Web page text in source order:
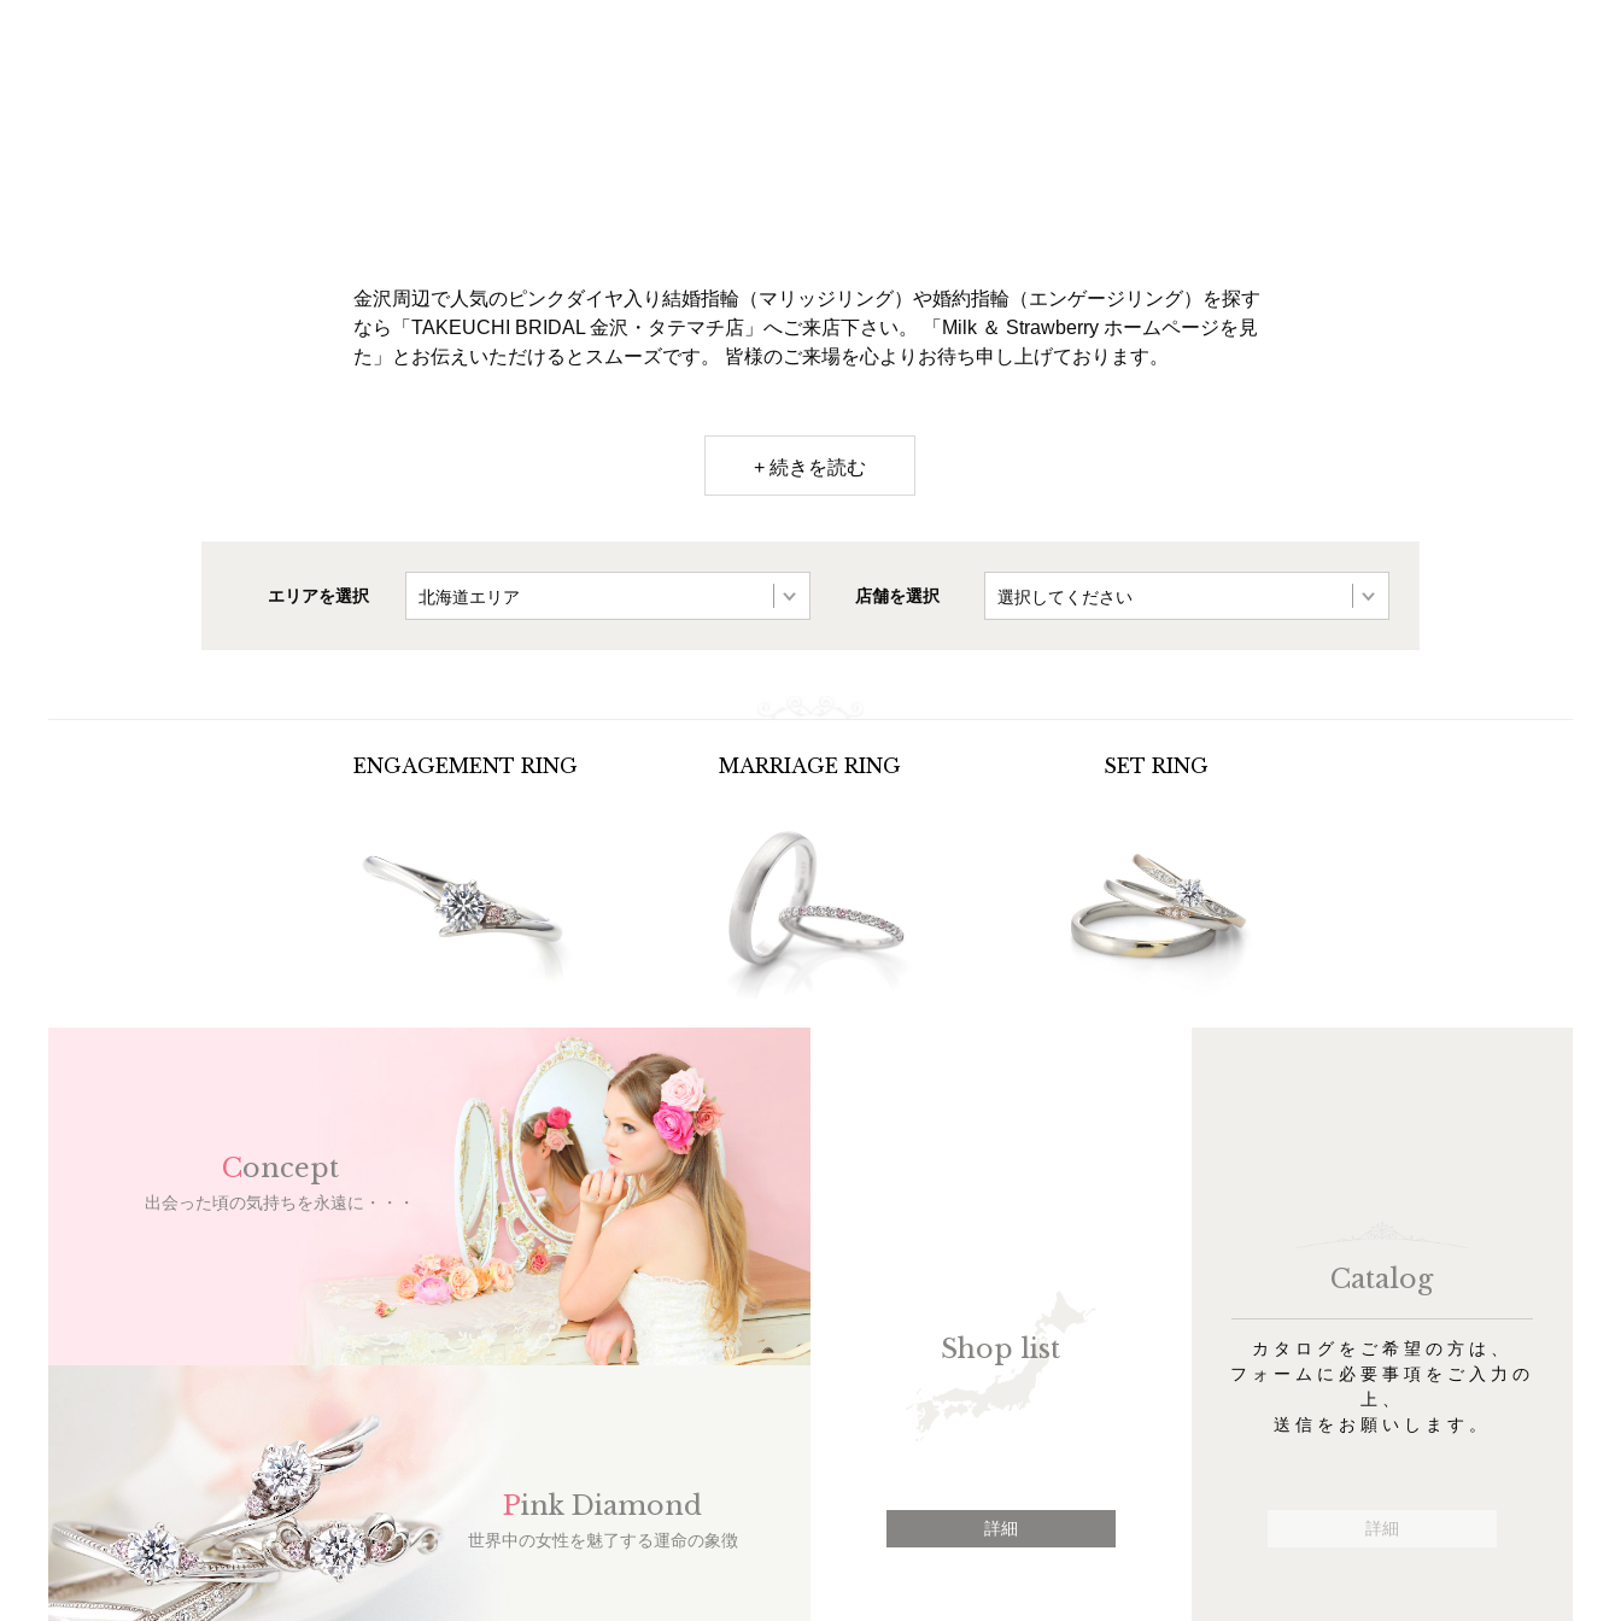
金沢周辺で人気のピンクダイヤ入り結婚指輪（マリッジリング）や婚約指輪（エンゲージリング）を探す
なら「TAKEUCHI BRIDAL 金沢・タテマチ店」へご来店下さい。 「Milk ＆ Strawberry ホームページを見
た」とお伝えいただけるとスムーズです。 皆様のご来場を心よりお待ち申し上げております。
+ 続きを読む
エリアを選択 店舗を選択
ENGAGEMENT RING MARRIAGERING SET RING
Concept
出会った頃の気持ちを永遠に・・・
Pink Diamond
世界中の女性を魅了する運命の象徴
Shop list
詳細
Catalog
カタログをご希望の方は、
フォームに必要事項をご入力の
上、
送信をお願いします。
詳細